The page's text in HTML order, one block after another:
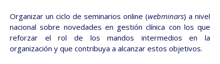
Organizar un ciclo de seminarios online (webminars) a nivel
nacional sobre novedades en gestión clínica con los que
reforzar el rol de los mandos intermedios en la
organización y que contribuya a alcanzar estos objetivos.